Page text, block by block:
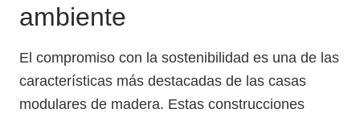
ambiente
El compromiso con la sostenibilidad es una de las
características más destacadas de las casas
modulares de madera. Estas construcciones